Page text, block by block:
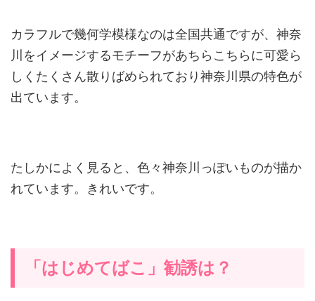
カラフルで幾何学模様なのは全国共通ですが、神奈
川をイメージするモチーフがあちらこちらに可愛ら
しくたくさん散りばめられており神奈川県の特色が
出ています。
たしかによく見ると、色々神奈川っぽいものが描か
れています。きれいです。
「はじめてばこ」勧誘は？